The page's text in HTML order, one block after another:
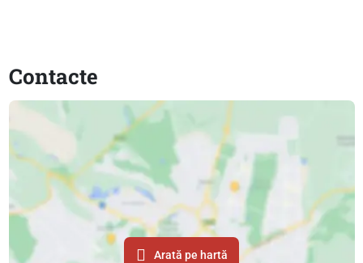
Contacte
Arată pe hartă